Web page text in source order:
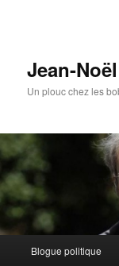
Jean-
Un plouc chez les
Aller
Aller
Blogue politique